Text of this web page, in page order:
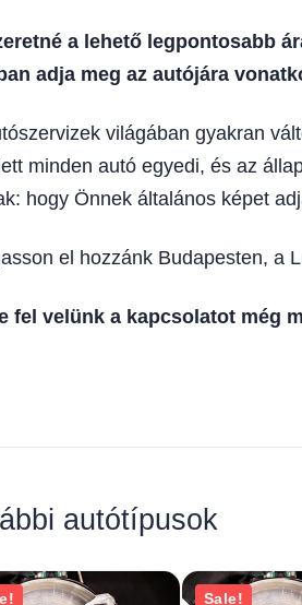
a lehető legpontosabb
adja meg az autójára
világában gyakran
minden autó egyedi, és az
hogy Önnek általános képet
el hozzánk Budapesten, a
fel velünk a kapcsolatot még
autótípusok
Sale!